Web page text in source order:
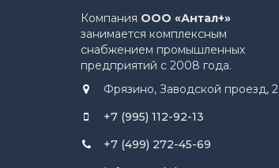
Компания ООО «Антал+»
занимается комплексным
снабжением промышленных
предприятий с 2008 года.
Фрязино, Заводской проезд, 2
+7 (995) 112-92-13
+7 (499) 272-45-69